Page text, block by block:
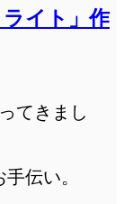
イト」作
てきまし
伝い。